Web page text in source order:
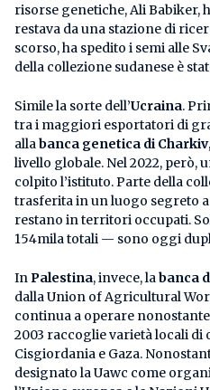
risorse genetiche, Ali Babiker,
restava da una stazione di
scorso, ha spedito i semi alle
della collezione sudanese è
Simile la sorte dell’Ucraina.
tra i maggiori esportatori di
allabanca genetica di Charkiv
livello globale. Nel 2022, però,
colpito l’istituto. Parte della
trasferita in un luogo segreto
restano in territori occupati.
154mila totali — sono oggi
InPalestina, invece, labanca
dalla Union of Agricultural
continua a operare
2003 raccoglie varietà locali
Cisgiordania e Gaza.
designato la Uawc come